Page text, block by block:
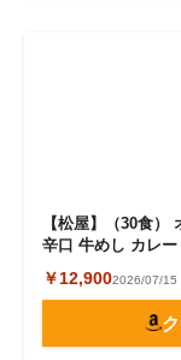
【松屋】（30食
辛口 牛めし カレー
￥12,9002026/07/15